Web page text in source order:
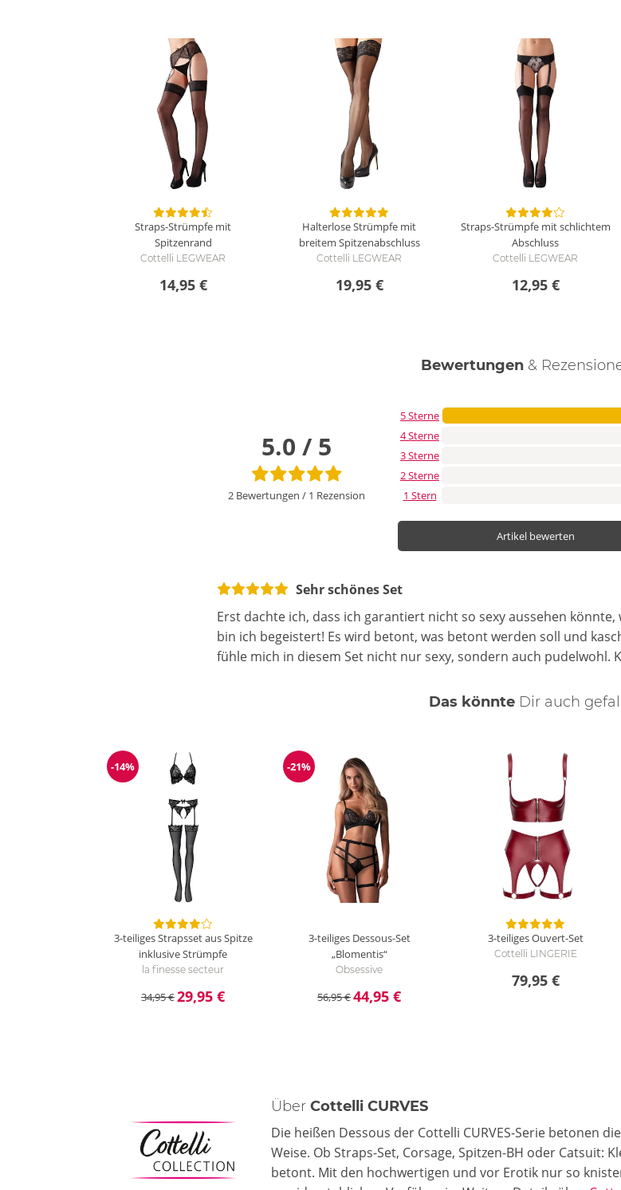
Straps-Strümpfe mit
Spitzenrand
Cottelli LEGWEAR
14,95 €
Halterlose Strümpfe mit
breitem Spitzenabschluss
Cottelli LEGWEAR
19,95 €
Straps-Strümpfe mit schlichtem
Abschluss
Cottelli LEGWEAR
12,95 €
Bewertungen &
5.0 / 5
2 Bewertungen / 1 Rezension
5 Sterne
4 Sterne
3 Sterne
2 Sterne
1 Stern
Artikel bewerten
Sehr schönes Set
Erst dachte ich, dass ich garantiert nicht so sexy aussehen
bin ich begeistert! Es wird betont, was betont werden soll und
fühle mich in diesem Set nicht nur sexy, sondern auch pudelwohl.
Das könnte Dir auch
Reduzierung
-14%
3-teiliges Strapsset aus Spitze
inklusive Strümpfe
la finesse secteur
34,95 €29,95 €
Reduzierung
-21%
3-teiliges Dessous-Set
„Blomentis“
Obsessive
56,95 €44,95 €
3-teiliges Ouvert-Set
Cottelli LINGERIE
79,95 €
ÜberCottelli CURVES
Die heißen Dessous der Cottelli CURVES-Serie betonen
Weise. Ob Straps-Set, Corsage, Spitzen-BH oder Catsuit:
betont. Mit den hochwertigen und vor Erotik nur so